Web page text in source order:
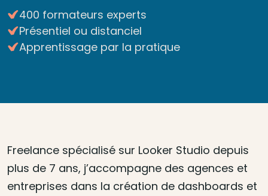
400 formateurs experts
Présentiel ou distanciel
Apprentissage par la pratique
Freelance spécialisé sur Looker Studio depuis
plus de 7 ans, j’accompagne des agences et
entreprises dans la création de dashboards et